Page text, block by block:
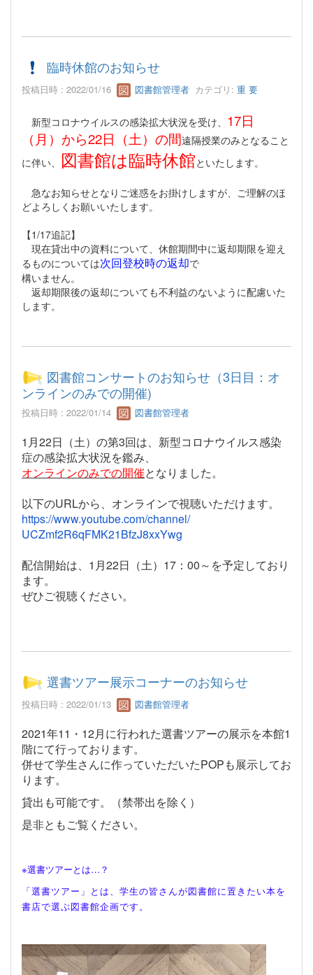
臨時休館のお知らせ
投稿日時 : 2022/01/16 図書館管理者 カテゴリ: 重 要
新型コロナウイルスの感染拡大状況を受け、 17日
（月）から22日（土）の間遠隔授業のみとなること
に伴い、 図書館は臨時休館といたします。
急なお知らせとなりご迷惑をお掛けしますが、ご理解のほ
どよろしくお願いいたします。
【1/17追記】
現在貸出中の資料について、休館期間中に返却期限を迎え
るものについては次回登校時の返却で
構いません。
返却期限後の返却についても不利益のないように配慮いた
します。
図書館コンサートのお知らせ（3日目：オ
ンラインのみでの開催)
投稿日時 : 2022/01/14 図書館管理者
1月22日（土）の第3回は、 新型コロナウイルス感染
症の感染拡大状況を鑑み、
オンラインのみでの開催となりました。
以下のURLから、オンラインで視聴いただけます。
https://www.youtube.com/channel/
UCZmf2R6qFMK21BfzJ8xxYwg
配信開始は、1月22日（土）17：00～を予定しており
ます。
ぜひご視聴ください。
選書ツアー展示コーナーのお知らせ
投稿日時 : 2022/01/13 図書館管理者
2021年11 ・ 12月に行われた選書ツアーの展示を本館1
階にて行っております。
併せて学生さんに作っていただいたPOPも展示してお
ります。
貸出も可能です。（禁帯出を除く）
是非ともご覧ください。
※選書ツアーとは…？
「選書ツアー」とは、学生の皆さんが図書館に置きたい本を
書店で選ぶ図書館企画です。